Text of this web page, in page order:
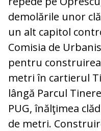
demolările unor
un alt capitol
Comisia de
pentru
metri în cartierul
lângă Parcul
PUG, înălţimea
de metri.